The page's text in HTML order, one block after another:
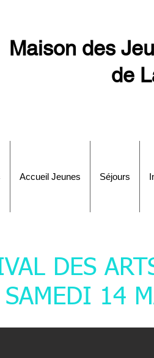
Maison des
de
Accueil Jeunes Séjours
DES
SAMEDI 14